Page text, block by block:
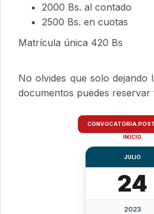
CONVOCATORIA
INICIO
JULIO
24
2023
2000 Bs. al contado
2500 Bs. en cuotas
Matrícula única 420 Bs
No olvides que solo dejando
documentos puedes reservar